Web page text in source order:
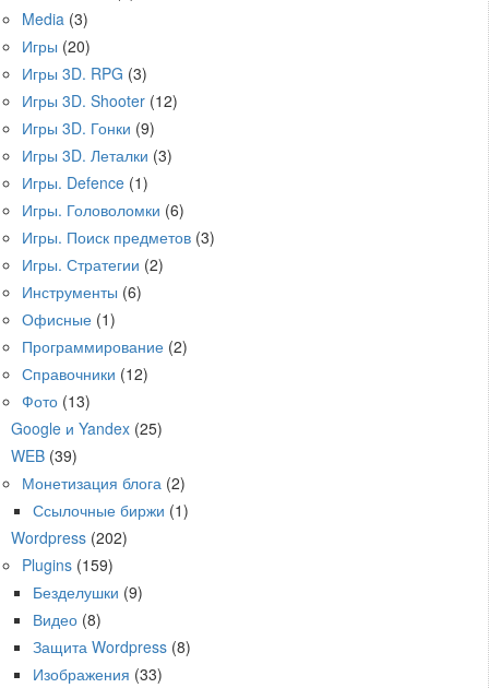
Media (3)
Игры (20)
Игры 3D. RPG (3)
Игры 3D. Shooter (12)
Игры 3D. Гонки (9)
Игры 3D. Леталки (3)
Игры. Defence (1)
Игры. Головоломки (6)
Игры. Поиск предметов (3)
Игры. Стратегии (2)
Инструменты (6)
Офисные (1)
Программирование (2)
Справочники (12)
Фото (13)
Google и Yandex (25)
WEB (39)
Монетизация блога (2)
Ссылочные биржи (1)
Wordpress (202)
Plugins (159)
Безделушки (9)
Видео (8)
Защита Wordpress (8)
Изображения (33)